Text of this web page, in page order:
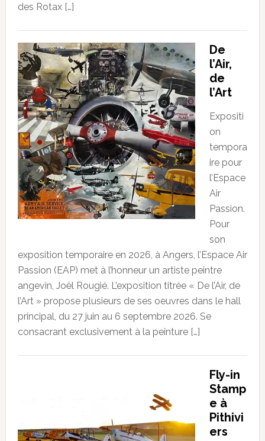
des Rotax […]
De
l’Air,
de
l’Art
Expositi
on
tempora
ire pour
l’Espace
Air
Passion.
Pour
son
exposition temporaire en 2026, à Angers, l’Espace Air
Passion (EAP) met à l’honneur un artiste peintre
angevin, Joël Rougié. L’exposition titrée « De l’Air, de
l’Art » propose plusieurs de ses oeuvres dans le hall
principal, du 27 juin au 6 septembre 2026. Se
consacrant exclusivement à la peinture […]
Fly-in
Stamp
e à
Pithivi
ers